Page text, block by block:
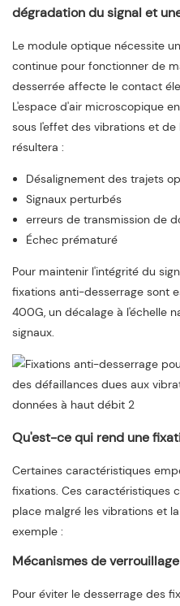
dégradation du signal et
Le module optique nécessite
continue pour fonctionner de
desserrée affecte le contact
L'espace d'air microscopique
sous l'effet des vibrations et
résultera :
Désalignement des trajets
Signaux perturbés
erreurs de transmission de
Échec prématuré
Pour maintenir l'intégrité du
fixations anti-desserrage sont
400G, un décalage à l'échelle
signaux.
Qu'est-ce qui rend une
Certaines caractéristiques
fixations. Ces caractéristiques
place malgré les vibrations et
exemple :
Mécanismes de
Pour éviter le desserrage des